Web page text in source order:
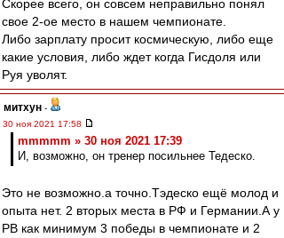
Скорее всего, он совсем неправильно понял
свое 2-ое место в нашем чемпионате.
Либо зарплату просит космическую, либо еще
какие условия, либо ждет когда Гисдоля или
Руя уволят.
митхун -
30 ноя 2021 17:58
mmmmm » 30 ноя 2021 17:39
И, возможно, он тренер посильнее Тедеско.
Это не возможно.а точно.Тэдеско ещё молод и
опыта нет. 2 вторых места в РФ и Германии.А у
РВ как минимум 3 победы в чемпионате и 2